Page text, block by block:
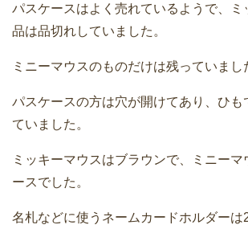
パスケースはよく売れているようで、ミ
品は品切れしていました。
ミニーマウスのものだけは残っていまし
パスケースの方は穴が開けてあり、ひも
ていました。
ミッキーマウスはブラウンで、ミニー
ースでした。
名札などに使うネームカードホルダーは